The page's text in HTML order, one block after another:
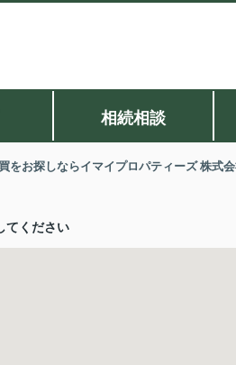
相続相談
をお探しならイマイプロパティーズ 株式
てください